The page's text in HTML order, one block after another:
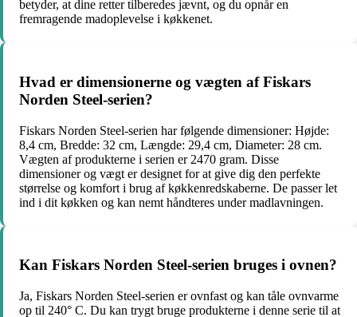
betyder, at dine retter tilberedes jævnt, og du opnår en
fremragende madoplevelse i køkkenet.
Hvad er dimensionerne og vægten af Fiskars
Norden Steel-serien?
Fiskars Norden Steel-serien har følgende dimensioner: Højde:
8,4 cm, Bredde: 32 cm, Længde: 29,4 cm, Diameter: 28 cm.
Vægten af ​​produkterne i serien er 2470 gram. Disse
dimensioner og vægt er designet for at give dig den perfekte
størrelse og komfort i brug af køkkenredskaberne. De passer let
ind i dit køkken og kan nemt håndteres under madlavningen.
Kan Fiskars Norden Steel-serien bruges i ovnen?
Ja, Fiskars Norden Steel-serien er ovnfast og kan tåle ovnvarme
op til 240° C. Du kan trygt bruge produkterne i denne serie til at